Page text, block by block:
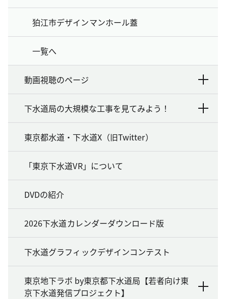
狛江市デザインマンホール蓋
一覧へ
動画視聴のページ
下水道局の大規模な工事を見てみよう！
東京都水道・下水道X（旧Twitter）
「東京下水道VR」について
DVDの紹介
2026下水道カレンダーダウンロード版
下水道グラフィックデザインコンテスト
東京地下ラボ by東京都下水道局【若者向け東
京下水道発信プロジェクト】